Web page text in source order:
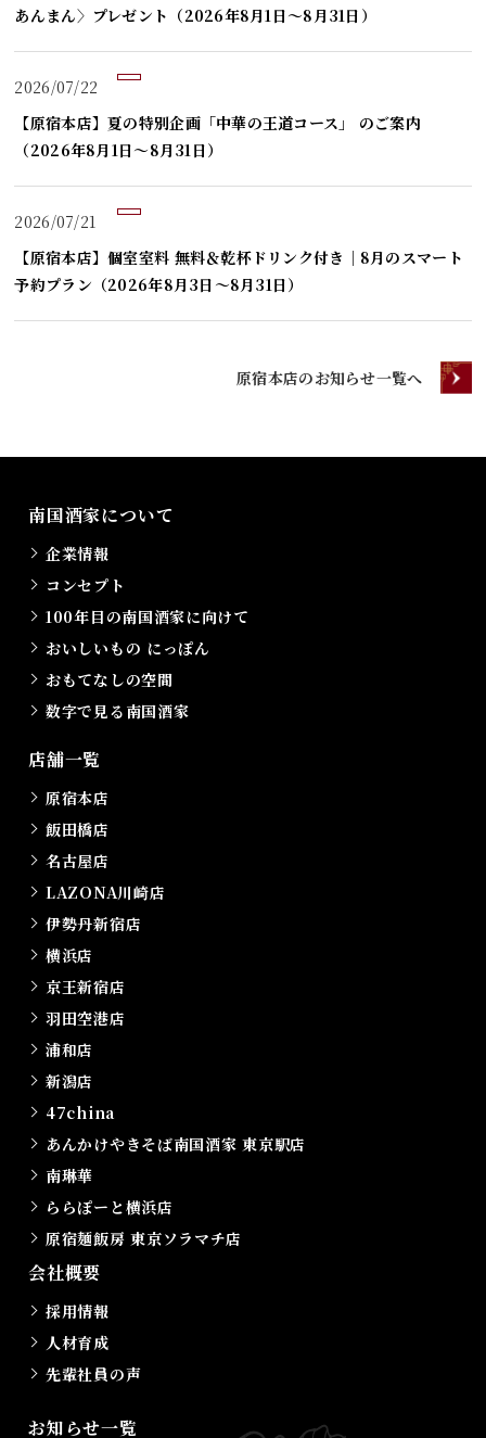
あんまん〉プレゼント（2026年8月1日～8月31日）
2026/07/22
【原宿本店】夏の特別企画「中華の王道コース」 のご案内
（2026年8月1日～8月31日）
2026/07/21
【原宿本店】個室室料 無料＆乾杯ドリンク付き｜8月のスマート
予約プラン（2026年8月3日～8月31日）
原宿本店のお知らせ一覧へ
南国酒家について
企業情報
コンセプト
100年目の南国酒家に向けて
おいしいもの にっぽん
おもてなしの空間
数字で見る南国酒家
店舗一覧
原宿本店
飯田橋店
名古屋店
LAZONA川崎店
伊勢丹新宿店
横浜店
京王新宿店
羽田空港店
浦和店
新潟店
47china
あんかけやきそば南国酒家 東京駅店
南琳華
ららぽーと横浜店
原宿麺飯房 東京ソラマチ店
会社概要
採用情報
人材育成
先輩社員の声
お知らせ一覧